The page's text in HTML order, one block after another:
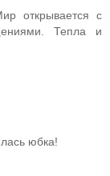
открывается с
Тепла и
юбка!